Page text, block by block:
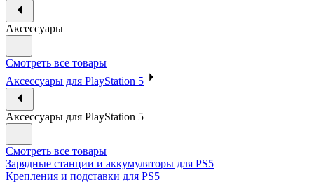
Аксессуары
Смотреть все товары
Аксессуары для PlayStation 5
Аксессуары для PlayStation 5
Смотреть все товары
Зарядные станции и аккумуляторы для PS5
Крепления и подставки для PS5